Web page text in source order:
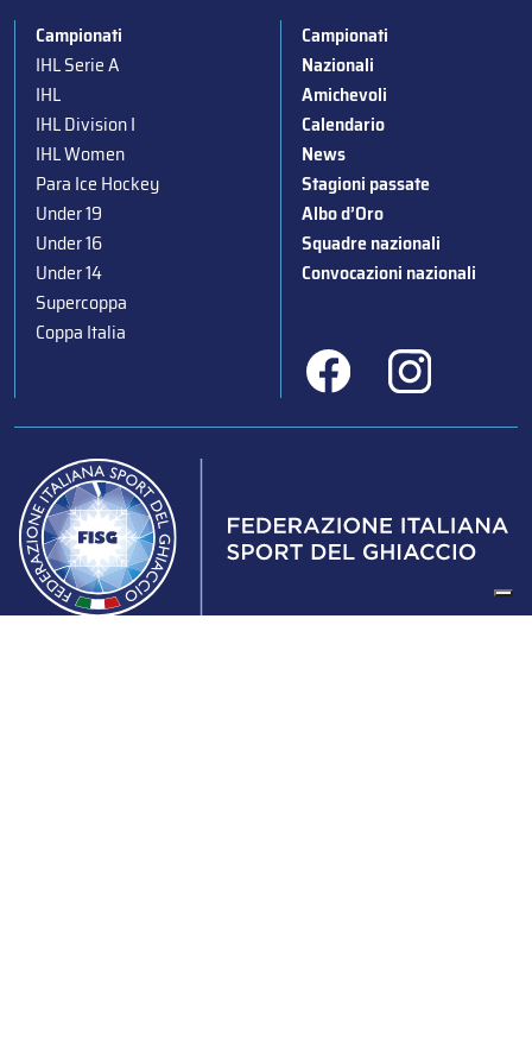
Campionati
IHL Serie A
IHL
IHL Division I
IHL Women
Para Ice Hockey
Under 19
Under 16
Under 14
Supercoppa
Coppa Italia
Campionati
Nazionali
Amichevoli
Calendario
News
Stagioni passate
Albo d’Oro
Squadre nazionali
Convocazioni nazionali